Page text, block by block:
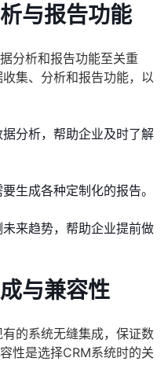
与报告功能
分析和报告功能至关重
集、分析和报告功能，以
据分析，帮助企业及时了解
生成各种定制化的报告。
来趋势，帮助企业提前做
与兼容性
的系统无缝集成，保证数
性是选择CRM系统时的关